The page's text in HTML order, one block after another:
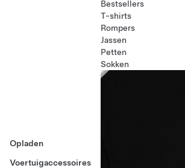
Opladen
Voertuigaccessoires
Bestsellers
T-shirts
Rompers
Jassen
Petten
Sokken